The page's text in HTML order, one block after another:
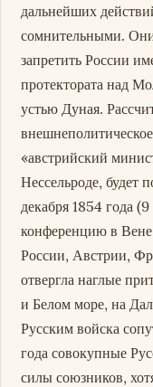
дальнейших
сомнительными.
запретить России
протектората над
устью Дуная.
«австрийский
Нессельроде, будет
декабря 1854 года
конференцию в
России, Австрии,
отвергла наглые
и Белом море, на
Русским войска
года совокупные
силы союзников,